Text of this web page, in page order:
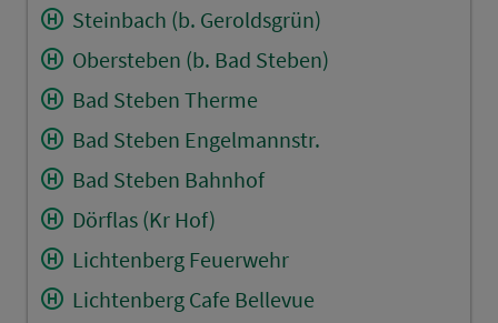
Steinbach (b. Geroldsgrün)
Obersteben (b. Bad Steben)
Bad Steben Therme
Bad Steben Engelmannstr.
Bad Steben Bahnhof
Dörflas (Kr Hof)
Lichtenberg Feuerwehr
Lichtenberg Cafe Bellevue